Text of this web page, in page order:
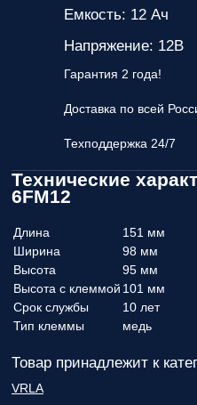
Емкость: 12 Ач
Напряжение: 12В
Гарантия 2 года!
Доставка по всей
Техподдержка 24/7
Технические
6FM12
Длина
151 мм
Ширина
98 мм
Высота
95 мм
Высота с клеммой 101 мм
Срок службы
10 лет
Тип клеммы
медь
Товар принадлежит к
VRLA